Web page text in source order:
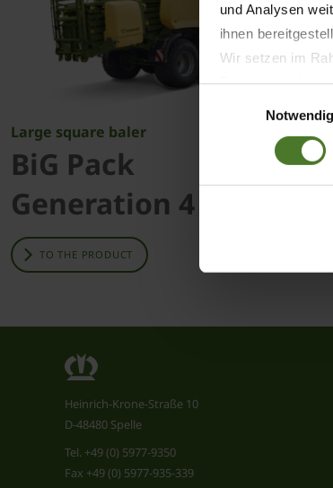
und Analysen
ihnen
Wir setzen im
Impressum
Notwendig
Large square baler
BiG Pack
Generation 4
TO THE PRODUCT
Heinrich-Krone-Straße 10
D-48480 Spelle
Tel. +49 (0) 5977-9350
Fax +49 (0) 5977-935-339